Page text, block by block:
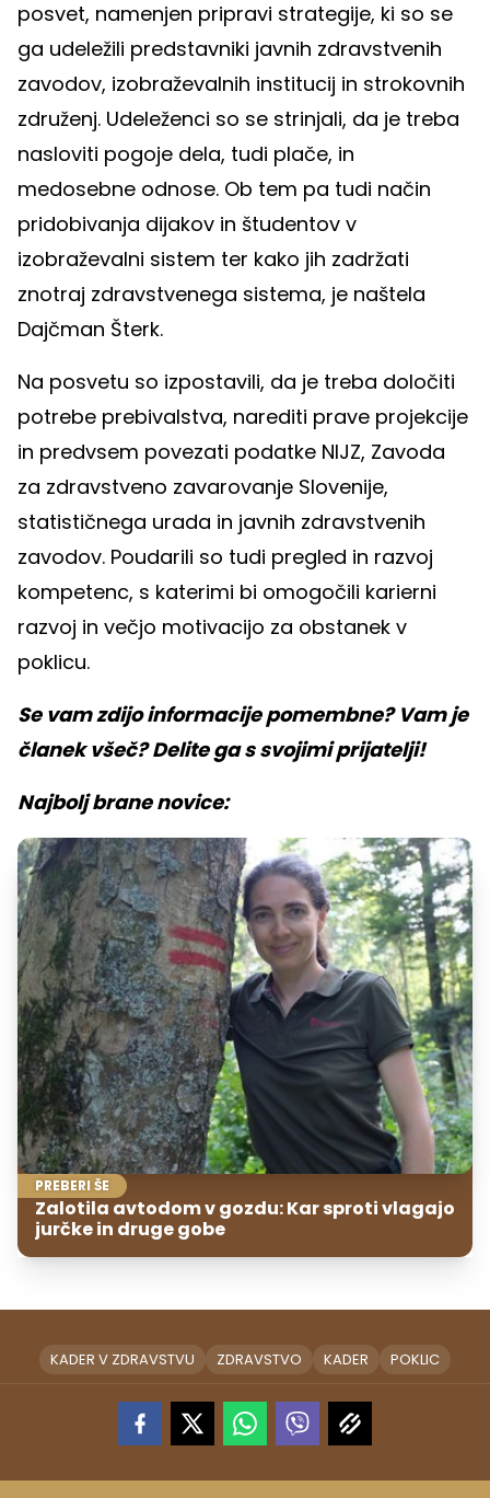
posvet, namenjen pripravi strategije, ki so se
ga udeležili predstavniki javnih zdravstvenih
zavodov, izobraževalnih institucij in strokovnih
združenj. Udeleženci so se strinjali, da je treba
nasloviti pogoje dela, tudi plače, in
medosebne odnose. Ob tem pa tudi način
pridobivanja dijakov in študentov v
izobraževalni sistem ter kako jih zadržati
znotraj zdravstvenega sistema, je naštela
Dajčman Šterk.
Na posvetu so izpostavili, da je treba določiti
potrebe prebivalstva, narediti prave projekcije
in predvsem povezati podatke NIJZ, Zavoda
za zdravstveno zavarovanje Slovenije,
statističnega urada in javnih zdravstvenih
zavodov. Poudarili so tudi pregled in razvoj
kompetenc, s katerimi bi omogočili karierni
razvoj in večjo motivacijo za obstanek v
poklicu.
Se vam zdijo informacije pomembne? Vam je
članek všeč? Delite ga s svojimi prijatelji!
Najbolj brane novice:
PREBERI ŠE
Zalotila avtodom v gozdu: Kar sproti vlagajo
jurčke in druge gobe
KADER V ZDRAVSTVU ZDRAVSTVO KADER POKLIC